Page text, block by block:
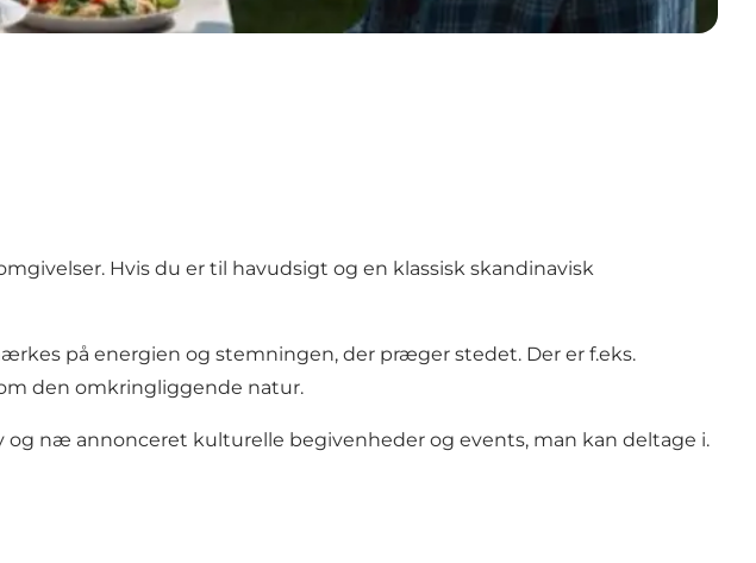
Hvis du er til havudsigt og en klassisk skandinavisk
på energien og stemningen, der præger stedet. Der er f.eks.
den omkringliggende natur.
og næ annonceret kulturelle begivenheder og events, man kan deltage i.